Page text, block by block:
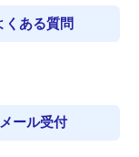
くある質問
メール受付